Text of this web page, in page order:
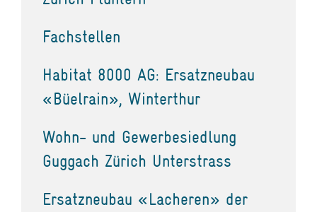
Fachstellen
Habitat 8000 AG: Ersatzneubau
«Büelrain», Winterthur
Wohn- und Gewerbesiedlung
Guggach Zürich Unterstrass
Ersatzneubau «Lacheren» der